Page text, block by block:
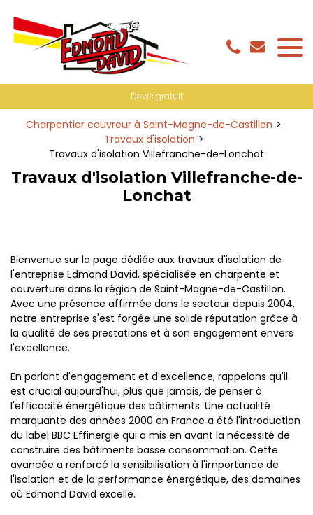
Devis gratuit
Charpentier couvreur à Saint-Magne-de-Castillon
Travaux d'isolation
Travaux d'isolation Villefranche-de-Lonchat
Travaux d'isolation Villefranche-de-
Lonchat
Bienvenue sur la page dédiée aux travaux d'isolation de
l'entreprise Edmond David, spécialisée en charpente et
couverture dans la région de Saint-Magne-de-Castillon.
Avec une présence affirmée dans le secteur depuis 2004,
notre entreprise s'est forgée une solide réputation grâce à
la qualité de ses prestations et à son engagement envers
l'excellence.
En parlant d'engagement et d'excellence, rappelons qu'il
est crucial aujourd'hui, plus que jamais, de penser à
l'efficacité énergétique des bâtiments. Une actualité
marquante des années 2000 en France a été l'introduction
du label BBC Effinergie qui a mis en avant la nécessité de
construire des bâtiments basse consommation. Cette
avancée a renforcé la sensibilisation à l'importance de
l'isolation et de la performance énergétique, des domaines
où Edmond David excelle.